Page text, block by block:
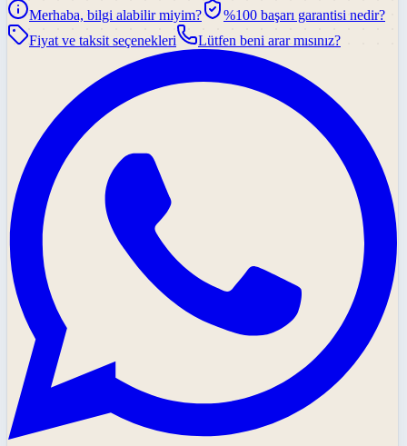
Merhaba, bilgi alabilir miyim?
%100 başarı garantisi nedir?
Fiyat ve taksit seçenekleri
Lütfen beni arar mısınız?